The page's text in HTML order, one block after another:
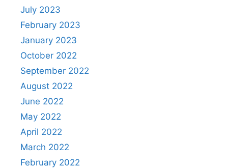
July 2023
February 2023
January 2023
October 2022
September 2022
August 2022
June 2022
May 2022
April 2022
March 2022
February 2022